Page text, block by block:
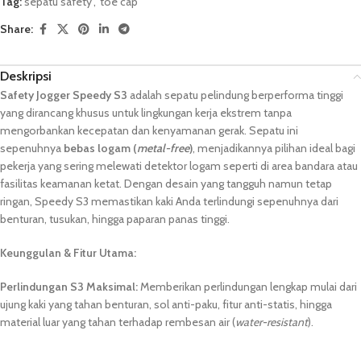
Share:
Deskripsi
Safety Jogger Speedy S3 adalah sepatu pelindung berperforma tinggi
yang dirancang khusus untuk lingkungan kerja ekstrem tanpa
mengorbankan kecepatan dan kenyamanan gerak. Sepatu ini
sepenuhnya bebas logam (metal-free) , menjadikannya pilihan ideal bagi
pekerja yang sering melewati detektor logam seperti di area bandara atau
fasilitas keamanan ketat. Dengan desain yang tangguh namun tetap
ringan, Speedy S3 memastikan kaki Anda terlindungi sepenuhnya dari
benturan, tusukan, hingga paparan panas tinggi.
Keunggulan & Fitur Utama:
Perlindungan S3 Maksimal: Memberikan perlindungan lengkap mulai dari
ujung kaki yang tahan benturan, sol anti-paku, fitur anti-statis, hingga
material luar yang tahan terhadap rembesan air (water-resistant).